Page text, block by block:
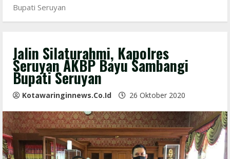
Bupati Seruyan
Jalin Silaturahmi, Kapolres
Seruyan AKBP Bayu Sambangi
Bupati Seruyan
Kotawaringinnews.co.id 26 Oktober 2020